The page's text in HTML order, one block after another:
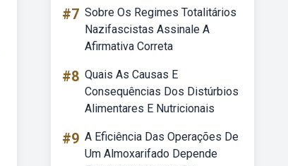
#7 Sobre Os Regimes Totalitários
Nazifascistas Assinale A
Afirmativa Correta
#8 Quais As Causas E
Consequências Dos Distúrbios
Alimentares E Nutricionais
#9 A Eficiência Das Operações De
Um Almoxarifado Depende